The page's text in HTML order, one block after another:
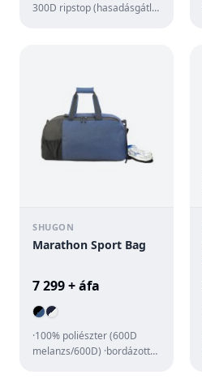
300D ripstop (hasadásgátló)
SHUGON
Marathon Sport Bag
7 299 + áfa
·100% poliészter (600D
melanzs/600D) ·bordázott